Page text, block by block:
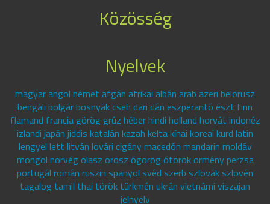
Közösség
Nyelvek
magyar angol német afgán afrikai albán arab azeri belorusz
bengáli bolgár bosnyák cseh dari dán eszperantó észt finn
flamand francia görög grúz héber hindi holland horvát indonéz
izlandi japán jiddis katalán kazah kelta kínai koreai kurd latin
lengyel lett litván lovári cigány macedón mandarin moldáv
mongol norvég olasz orosz ógörög ótörök örmény perzsa
portugál román ruszin spanyol svéd szerb szlovák szlovén
tagalog tamil thai török türkmén ukrán vietnámi viszajan
jelnyelv